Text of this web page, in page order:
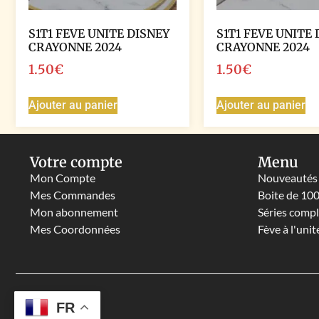
S1T1 FEVE UNITE DISNEY
CRAYONNE 2024
1.50€
Ajouter au panier
S1T1 FEVE UNITE
CRAYONNE 2024
1.50€
Ajouter au panier
Votre compte
Mon Compte
Mes Commandes
Mon abonnement
Mes Coordonnées
Menu
Nouveautés
Boite de 100
Séries
Fève à
FR